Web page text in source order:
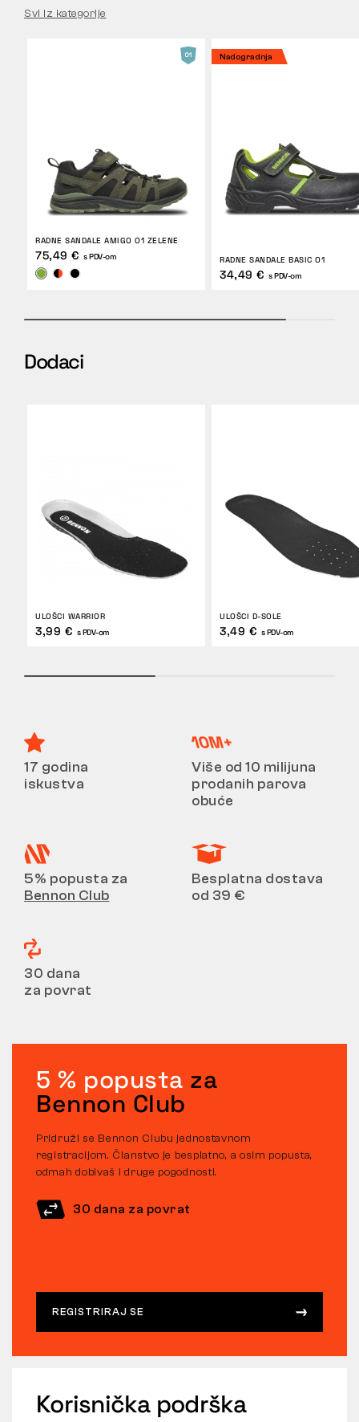
Svi iz kategorije
RADNE SANDALE AMIGO O1 ZELENE
75,49 € s PDV-om
Nadogradnja
RADNE SANDALE BASIC O1
34,49 € s PDV-om
Dodaci
ULOŠCI WARRIOR
3,99 € s PDV-om
ULOŠCI D-SOLE
3,49 € s PDV-om
17 godina
iskustva
Više od 10 milijuna
prodanih parova
obuće
5% popusta za
Bennon Club
Besplatna dostava
od 39 €
30 dana
za povrat
5 % popusta za
Bennon Club
Pridruži se Bennon Clubu jednostavnom
registracijom. Članstvo je besplatno, a osim popusta,
odmah dobivaš i druge pogodnosti.
30 dana za povrat
REGISTRIRAJ SE
Korisnička podrška